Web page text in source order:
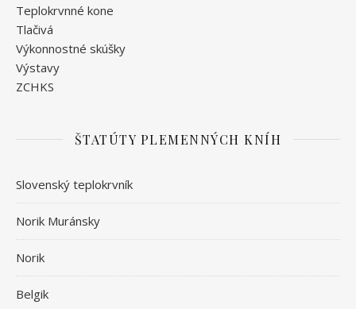
Teplokrvnné kone
Tlačivá
Výkonnostné skúšky
Výstavy
ZCHKS
ŠTATÚTY PLEMENNÝCH KNÍH
Slovenský teplokrvník
Norik Muránsky
Norik
Belgik